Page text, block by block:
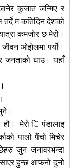
कुजात जन्मिए र
म कतिदिन देशको
कमजोर छ मेरो।
ओझेलमा पर्यो।
जनताको घाउ। यहाँ
मेरो िपंडालाइ
पालो पैंचो मिचेर
जुन जनावरभन्दा
हुन्छ आफनो दुनो